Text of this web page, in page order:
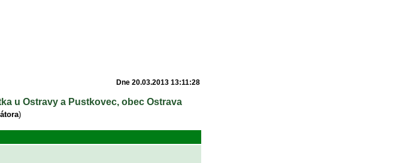
Dne 20.03.2013 13:11:28
u Ostravy a Pustkovec, obec Ostrava
)